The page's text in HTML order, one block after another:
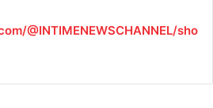
@INTIMENEWSCHANNEL/sho